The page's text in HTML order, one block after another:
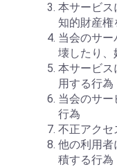
本サービス
知的財産権
当会のサ
壊したり、
本サービス
用する行為
当会のサ
行為
不正アクセ
他の利用者
積する行為